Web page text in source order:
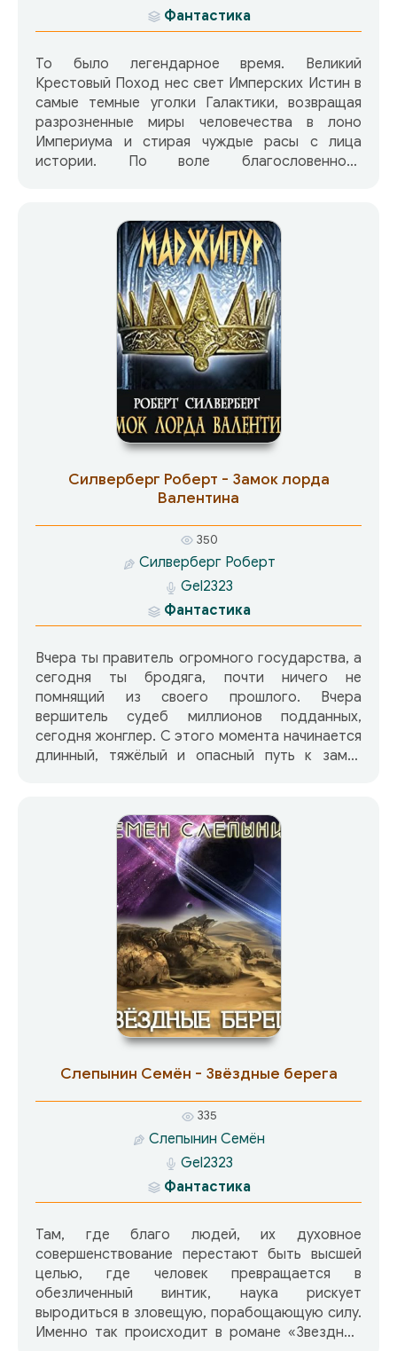
Фантастика
То было легендарное время. Великий
Крестовый Поход нес свет Имперских Истин в
самые темные уголки Галактики, возвращая
разрозненные миры человечества в лоно
Империума и стирая чуждые расы с лица
истории. По воле благословенного
кампанией были вручены Хорусу, примарху
Легиона Лунных Волков. Так говорят летописи,
но ни в одной из них не найти ответа на вопрос
– когда, под небом какого мира проросли
семена Великой Ереси. Может быть, это
случилось в тот день, когда Хорус убил
Императора в первый раз…
Силверберг Роберт - Замок лорда
Валентина
350
Силверберг Роберт
Gel2323
Фантастика
Вчера ты правитель огромного государства, а
сегодня ты бродяга, почти ничего не
помнящий из своего прошлого. Вчера
вершитель судеб миллионов подданных,
сегодня жонглер. С этого момента начинается
длинный, тяжёлый и опасный путь к замку
Слепынин Семён - Звёздные берега
335
Слепынин Семён
Gel2323
Фантастика
Там, где благо людей, их духовное
совершенствование перестают быть высшей
целью, где человек превращается в
обезличенный винтик, наука рискует
выродиться в зловещую, порабощающую силу.
Именно так происходит в романе «Звездные